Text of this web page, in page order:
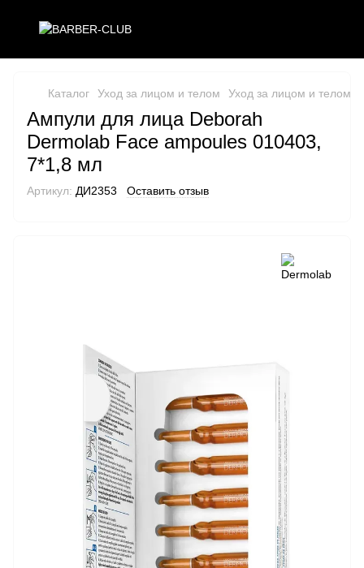
Каталог Уход за лицом и телом Уход за лицом и телом
Ампули для лица Deborah
Dermolab Face ampoules 010403,
7*1,8 мл
Артикул: ДИ2353 Оставить отзыв